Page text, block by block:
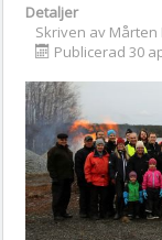
Detaljer
Skriven av Mårten
Publicerad 30